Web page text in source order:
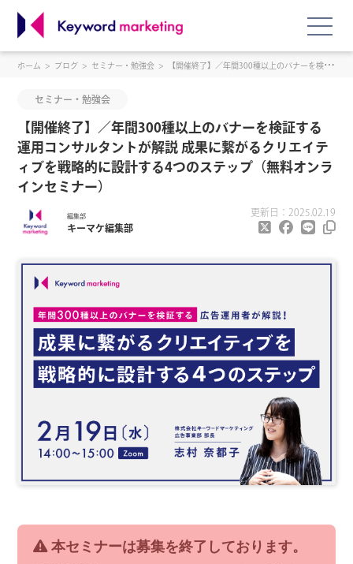
ホーム ブログ セミナー・勉強会 【開催終了】／年間300種以上のバナーを検証する運用コンサルタントが解説 成果に繋がるクリエイティブを戦略的に設計する4つのステップ（無料オンラインセミナー）
セミナー・勉強会
【開催終了】／年間300種以上のバナーを検証する
運用コンサルタントが解説 成果に繋がるクリエイテ
ィブを戦略的に設計する4つのステップ（無料オンラ
インセミナー）
編集部
キーマケ編集部
更新日：2025.02.19
本セミナーは募集を終了しております。